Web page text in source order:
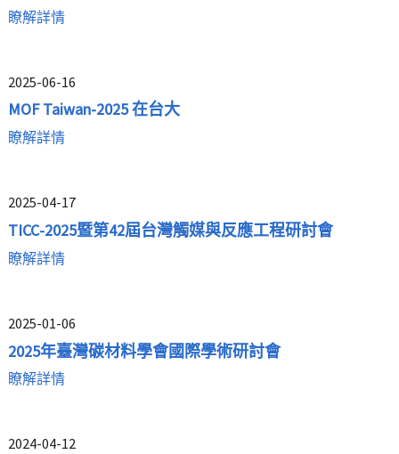
瞭解詳情
2025-06-16
MOF Taiwan-2025 在台大
瞭解詳情
2025-04-17
TICC-2025暨第42屆台灣觸媒與反應工程研討會
瞭解詳情
2025-01-06
2025年臺灣碳材料學會國際學術研討會
瞭解詳情
2024-04-12